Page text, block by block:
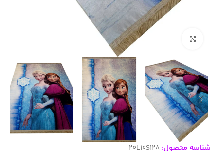
بزرگنمایی تصویر
شناسه محصول: 20L10S128